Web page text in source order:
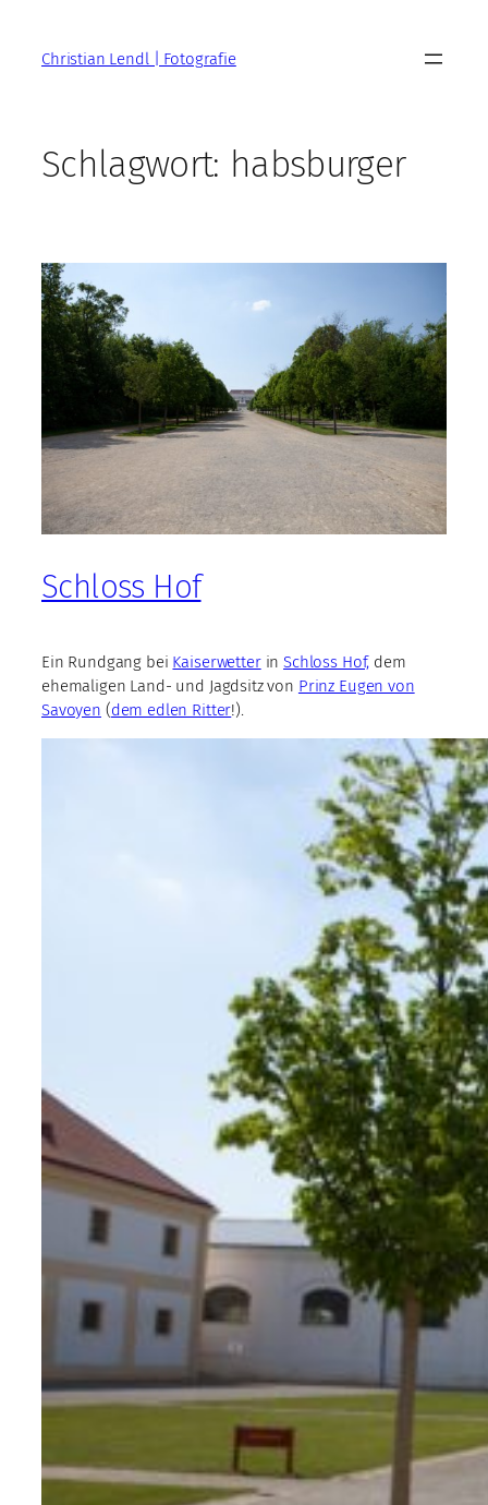
springenChristian Lendl | Fotografie
Schlagwort: habsburger
Schloss Hof
Ein Rundgang bei KaiserwetterinSchloss Hof, dem
ehemaligen Land- und Jagdsitz von Prinz Eugen von
Savoyen (dem edlen Ritter!).